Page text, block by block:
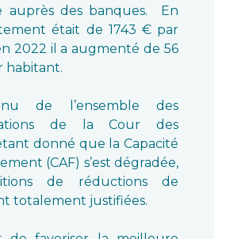
auprès des banques. En
était de 1743 € par
2022 il a augmenté de 56
habitant.
de l’ensemble des
de la Cour des
donné que la Capacité
(CAF) s’est dégradée,
de réductions de
totalement justifiées.